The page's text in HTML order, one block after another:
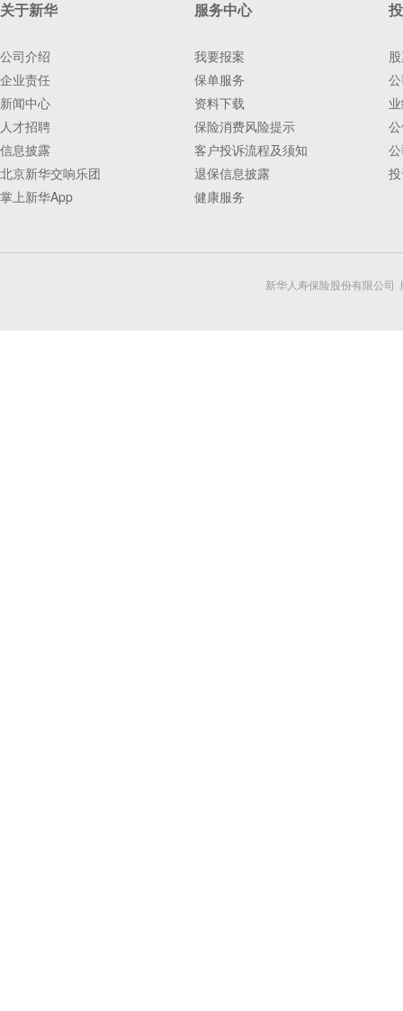
关于新华
公司介绍
企业责任
新闻中心
人才招聘
信息披露
北京新华交响乐团
掌上新华App
服务中心
我要报案
保单服务
资料下载
保险消费风险提示
客户投诉流程及须知
退保信息披露
健康服务
新华人寿保险股份有限公